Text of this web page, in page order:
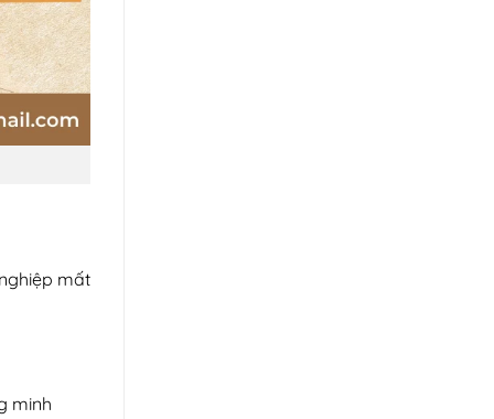
mất
minh